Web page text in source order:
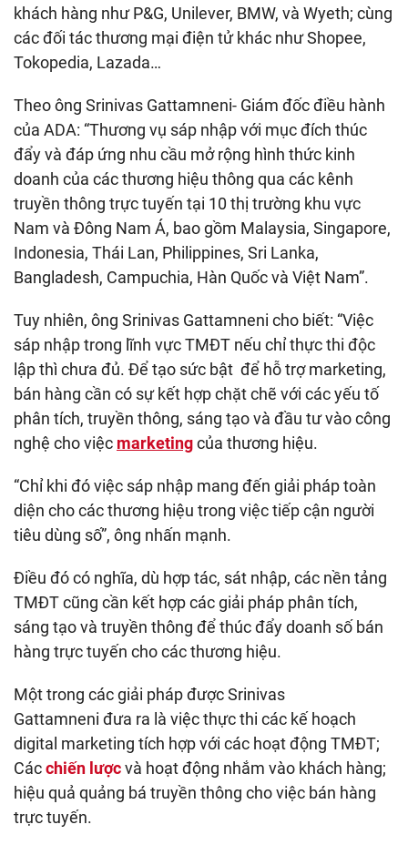
khách hàng như P&G, Unilever, BMW, và Wyeth; cùng
các đối tác thương mại điện tử khác như Shopee,
Tokopedia, Lazada…
Theo ông Srinivas Gattamneni- Giám đốc điều hành
của ADA: “Thương vụ sáp nhập với mục đích thúc
đẩy và đáp ứng nhu cầu mở rộng hình thức kinh
doanh của các thương hiệu thông qua các kênh
truyền thông trực tuyến tại 10 thị trường khu vực
Nam và Đông Nam Á, bao gồm Malaysia, Singapore,
Indonesia, Thái Lan, Philippines, Sri Lanka,
Bangladesh, Campuchia, Hàn Quốc và Việt Nam”.
Tuy nhiên, ông Srinivas Gattamneni cho biết: “Việc
sáp nhập trong lĩnh vực TMĐT nếu chỉ thực thi độc
lập thì chưa đủ. Để tạo sức bật để hỗ trợ marketing,
bán hàng cần có sự kết hợp chặt chẽ với các yếu tố
phân tích, truyền thông, sáng tạo và đầu tư vào công
nghệ cho việc marketingcủa thương hiệu.
“Chỉ khi đó việc sáp nhập mang đến giải pháp toàn
diện cho các thương hiệu trong việc tiếp cận người
tiêu dùng số”, ông nhấn mạnh.
Điều đó có nghĩa, dù hợp tác, sát nhập, các nền tảng
TMĐT cũng cần kết hợp các giải pháp phân tích,
sáng tạo và truyền thông để thúc đẩy doanh số bán
hàng trực tuyến cho các thương hiệu.
Một trong các giải pháp được Srinivas
Gattamneni đưa ra là việc thực thi các kế hoạch
digital marketing tích hợp với các hoạt động TMĐT;
Cácchiến lượcvà hoạt động nhắm vào khách hàng;
hiệu quả quảng bá truyền thông cho việc bán hàng
trực tuyến.